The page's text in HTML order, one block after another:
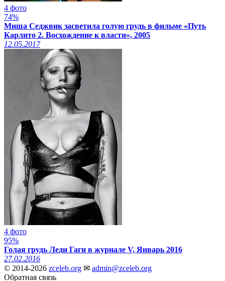
4 фото
74%
Миша Седжвик засветила голую грудь в фильме «Путь
Карлито 2. Восхождение к власти», 2005
12.05.2017
4 фото
95%
Голая грудь Леди Гаги в журнале V, Январь 2016
27.02.2016
© 2014-2026 zceleb.org ✉ admin@zceleb.org
Обратная связь